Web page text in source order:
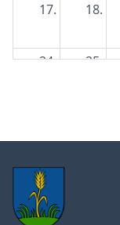
17. 18.
24. 25.